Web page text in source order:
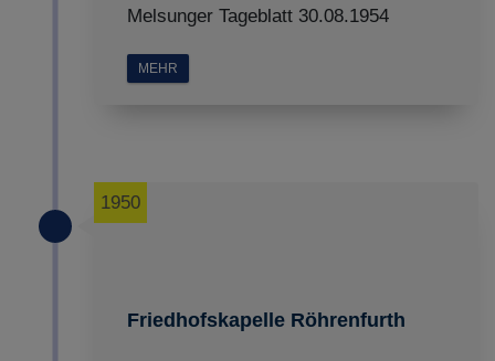
Melsunger Tageblatt 30.08.1954
MEHR
Friedhofskapelle Röhrenfurth
1950